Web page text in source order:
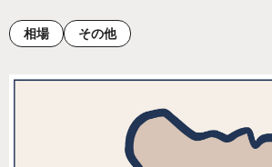
相場 その他